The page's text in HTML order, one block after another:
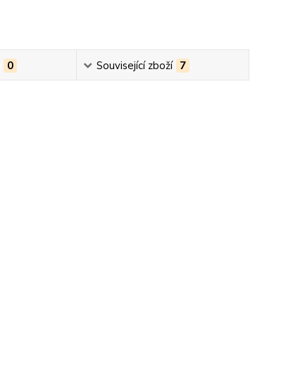
0 Související zboží 7